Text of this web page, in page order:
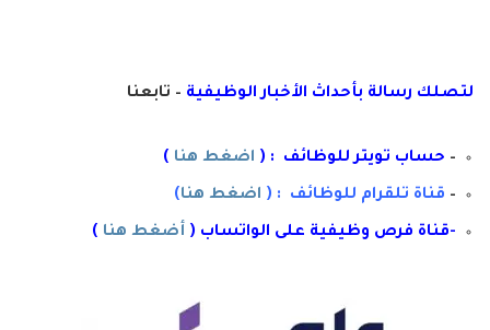
لتصلك رسالة بأحداث الأخبار الوظيفية – تابعنا
– حساب تويتر للوظائف : ( اضغط هنا )
– قناة تلقرام للوظائف : ( اضغط هنا)
-قناة فرص وظيفية على الواتساب ( أضغط هنا )